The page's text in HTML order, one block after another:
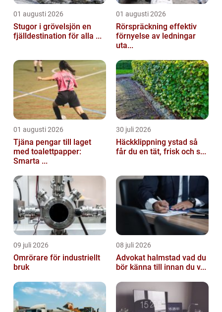
01 augusti 2026
Stugor i grövelsjön en
fjälldestination för alla ...
01 augusti 2026
Rörspräckning effektiv
förnyelse av ledningar
uta...
01 augusti 2026
Tjäna pengar till laget
med toalettpapper:
Smarta ...
30 juli 2026
Häckklippning ystad så
får du en tät, frisk och s...
09 juli 2026
Omrörare för industriellt
bruk
08 juli 2026
Advokat halmstad vad du
bör känna till innan du v...